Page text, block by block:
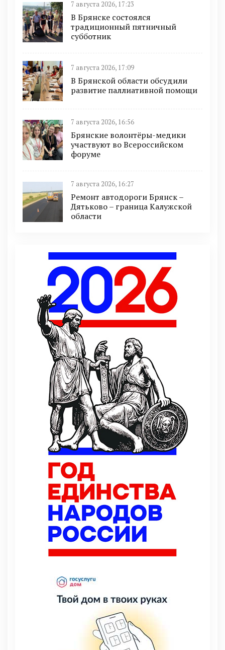
7 августа 2026, 17:23
В Брянске состоялся
традиционный пятничный
субботник
7 августа 2026, 17:09
В Брянской области обсудили
развитие паллиативной помощи
7 августа 2026, 16:56
Брянские волонтёры-медики
участвуют во Всероссийском
форуме
7 августа 2026, 16:27
Ремонт автодороги Брянск –
Дятьково – граница Калужской
области